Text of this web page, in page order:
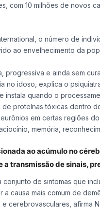
com 10 milhões de novos
o número de
ao envelhecimento da
progressiva e ainda sem
no idoso, explica o
instala quando o
de proteínas tóxicas dentro
em certas regiões
memória,
ao acúmulo no
transmissão de sinais,
de sintomas que
causa mais comum de
cerebrovasculares, afirma